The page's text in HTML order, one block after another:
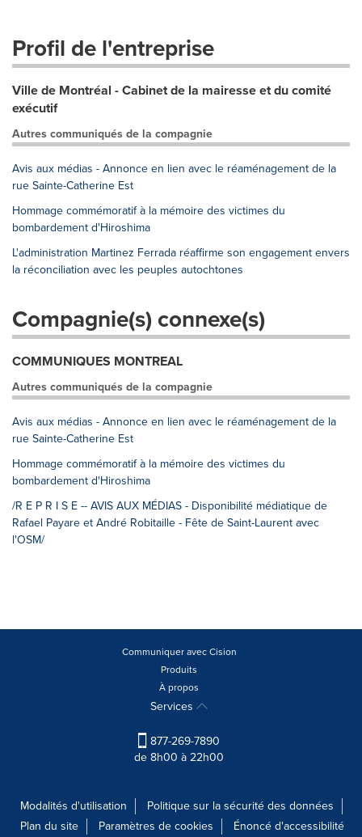
Profil de l'entreprise
Ville de Montréal - Cabinet de la mairesse et du comité
exécutif
Autres communiqués de la compagnie
Avis aux médias - Annonce en lien avec le réaménagement de la
rue Sainte-Catherine Est
Hommage commémoratif à la mémoire des victimes du
bombardement d'Hiroshima
L'administration Martinez Ferrada réaffirme son engagement envers
la réconciliation avec les peuples autochtones
Compagnie(s) connexe(s)
COMMUNIQUES MONTREAL
Autres communiqués de la compagnie
Avis aux médias - Annonce en lien avec le réaménagement de la
rue Sainte-Catherine Est
Hommage commémoratif à la mémoire des victimes du
bombardement d'Hiroshima
/R E P R I S E -- AVIS AUX MÉDIAS - Disponibilité médiatique de
Rafael Payare et André Robitaille - Fête de Saint-Laurent avec
l'OSM/
Communiquer avec Cision
Produits
À propos
Services
877-269-7890
de 8h00 à 22h00
Modalités d'utilisation
Politique sur la sécurité des données
Plan du site
Paramètres de cookies Énoncé d'accessibilité